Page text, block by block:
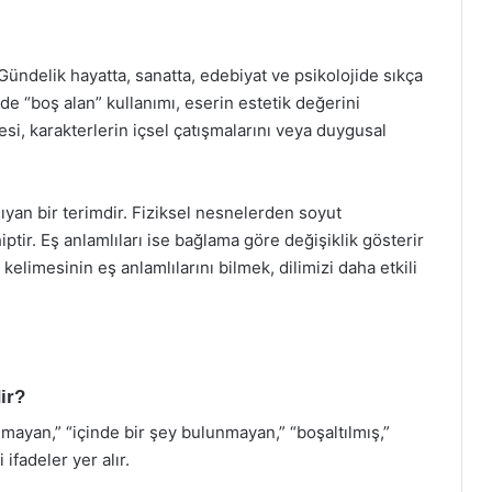
hayatta, sanatta, edebiyat ve psikolojide sıkça
“boş alan” kullanımı, eserin estetik değerini
karakterlerin içsel çatışmalarını veya duygusal
bir terimdir. Fiziksel nesnelerden soyut
Eş anlamlıları ise bağlama göre değişiklik gösterir
eş anlamlılarını bilmek, dilimizi daha etkili
“içinde bir şey bulunmayan,” “boşaltılmış,”
ifadeler yer alır.